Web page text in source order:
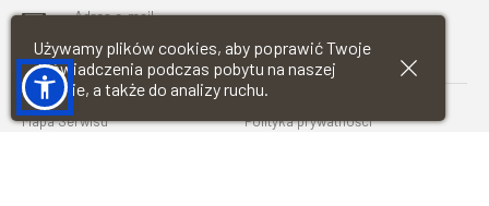
Adres e-mail
urzad@baranowsandomierski.pl
Mapa Serwisu Polityka prywatności
Używamy plików cookies, aby poprawić Twoje
doświadczenia podczas pobytu na naszej
stronie, a także do analizy ruchu.